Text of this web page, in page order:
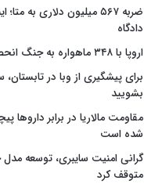
ضربه ۵۶۷ میلیون دلاری به
دادگاه
اروپا با ۳۴۸ ماهواره به جنگ انحصار استارلینک می‌رود
برای پیشگیری از وبا در
بشویید
مقاومت مالاریا در برابر داروها
شده است
گرانی امنیت سایبری، توسعه
متوقف کرد